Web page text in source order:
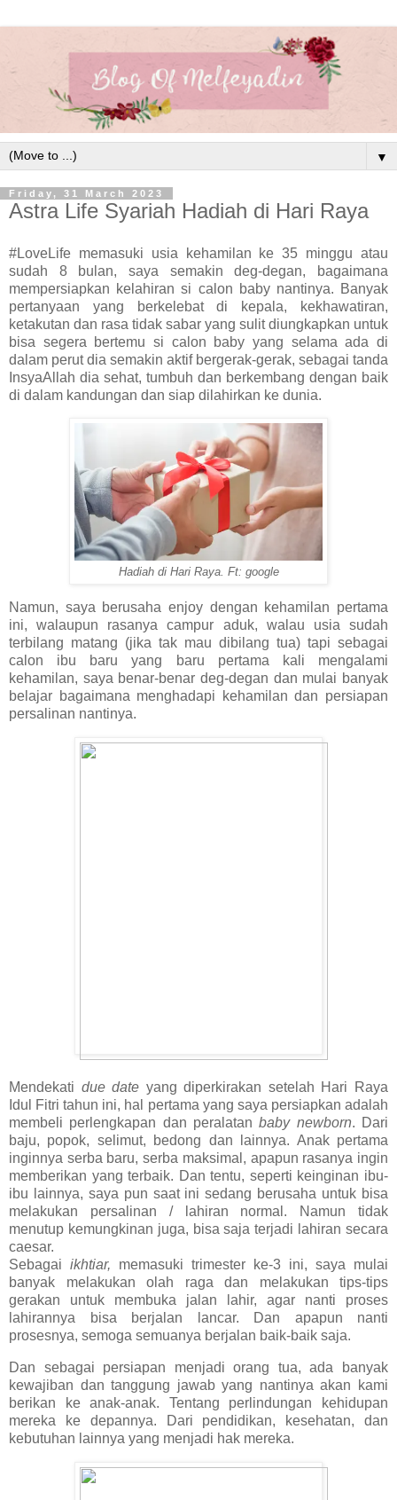
▼
Friday, 31 March 2023
Astra Life Syariah Hadiah di Hari Raya
#LoveLife memasuki usia kehamilan ke 35 minggu atau
sudah 8 bulan, saya semakin deg-degan, bagaimana
mempersiapkan kelahiran si calon baby nantinya. Banyak
pertanyaan yang berkelebat di kepala, kekhawatiran,
ketakutan dan rasa tidak sabar yang sulit diungkapkan untuk
bisa segera bertemu si calon baby yang selama ada di
dalam perut dia semakin aktif bergerak-gerak, sebagai tanda
InsyaAllah dia sehat, tumbuh dan berkembang dengan baik
di dalam kandungan dan siap dilahirkan ke dunia.
Hadiah di Hari Raya. Ft: google
Namun, saya berusaha enjoy dengan kehamilan pertama
ini, walaupun rasanya campur aduk, walau usia sudah
terbilang matang (jika tak mau dibilang tua) tapi sebagai
calon ibu baru yang baru pertama kali mengalami
kehamilan, saya benar-benar deg-degan dan mulai banyak
belajar bagaimana menghadapi kehamilan dan persiapan
persalinan nantinya.
Mendekati due date yang diperkirakan setelah Hari Raya
Idul Fitri tahun ini, hal pertama yang saya persiapkan adalah
membeli perlengkapan dan peralatanbaby newborn. Dari
baju, popok, selimut, bedong dan lainnya. Anak pertama
inginnya serba baru, serba maksimal, apapun rasanya ingin
memberikan yang terbaik. Dan tentu, seperti keinginan ibu-
ibu lainnya, saya pun saat ini sedang berusaha untuk bisa
melakukan persalinan / lahiran normal. Namun tidak
menutup kemungkinan juga, bisa saja terjadi lahiran secara
caesar.
Sebagai ikhtiar, memasuki trimester ke-3 ini, saya mulai
banyak melakukan olah raga dan melakukan tips-tips
gerakan untuk membuka jalan lahir, agar nanti proses
lahirannya bisa berjalan lancar. Dan apapun nanti
prosesnya, semoga semuanya berjalan baik-baik saja.
Dan sebagai persiapan menjadi orang tua, ada banyak
kewajiban dan tanggung jawab yang nantinya akan kami
berikan ke anak-anak. Tentang perlindungan kehidupan
mereka ke depannya. Dari pendidikan, kesehatan, dan
kebutuhan lainnya yang menjadi hak mereka.